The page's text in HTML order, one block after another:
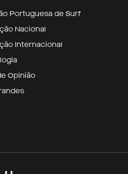
Portuguesa de Surf
Nacional
Internacional
Opinião